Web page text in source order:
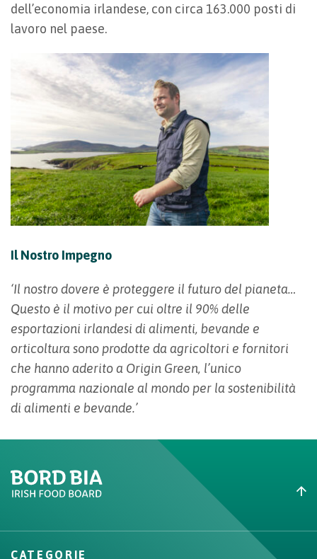
dell’economia irlandese, con circa 163.000 posti di
lavoro nel paese.
Il Nostro Impegno
‘Il nostro dovere è proteggere il futuro del pianeta…
Questo è il motivo per cui oltre il 90% delle
esportazioni irlandesi di alimenti, bevande e
orticoltura sono prodotte da agricoltori e fornitori
che hanno aderito a Origin Green, l’unico
programma nazionale al mondo per la sostenibilità
di alimenti e bevande.’
Create New List
CATEGORIE